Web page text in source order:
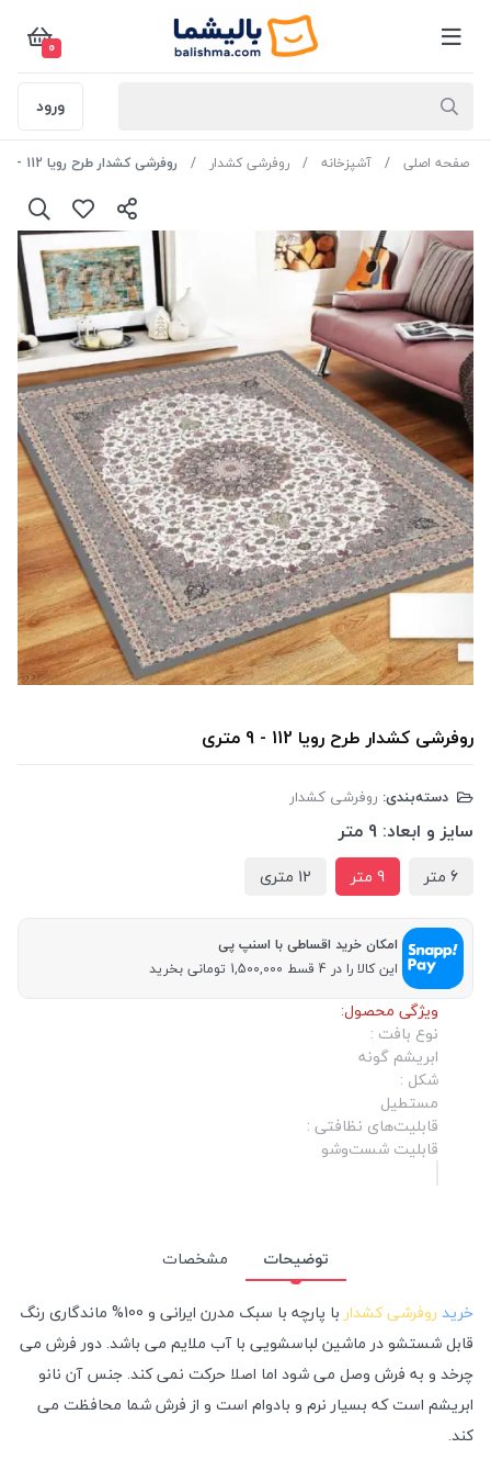
0
ورود
صفحه اصلی آشپزخانه روفرشی کشدار روفرشی کشدار طرح رویا 112 - 9 متری
روفرشی کشدار طرح رویا 112 - 9 متری
دسته‌بندی: روفرشی کشدار
سایز و ابعاد: 9 متر
6 متر 9 متر 12 متری
امکان خرید اقساطی با اسنپ پی
این کالا را در 4 قسط 1,500,000 تومانی بخرید
ویژگی محصول:
نوع بافت :
ابریشم گونه
شکل :
مستطیل
قابلیت‌های نظافتی :
قابلیت شست‌وشو
توضیحات
مشخصات
خرید روفرشی کشدار
با پارچه با سبک مدرن ایرانی و 100% ماندگاری رنگ
قابل شستشو در ماشین لباسشویی با آب ملایم می باشد. دور فرش می
چرخد و به فرش وصل می شود اما اصلا حرکت نمی کند. جنس آن نانو
ابریشم است که بسیار نرم و بادوام است و از فرش شما محافظت می
کند.